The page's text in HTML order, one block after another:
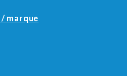
marque